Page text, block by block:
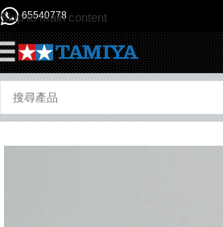
Skip to main content
65540778